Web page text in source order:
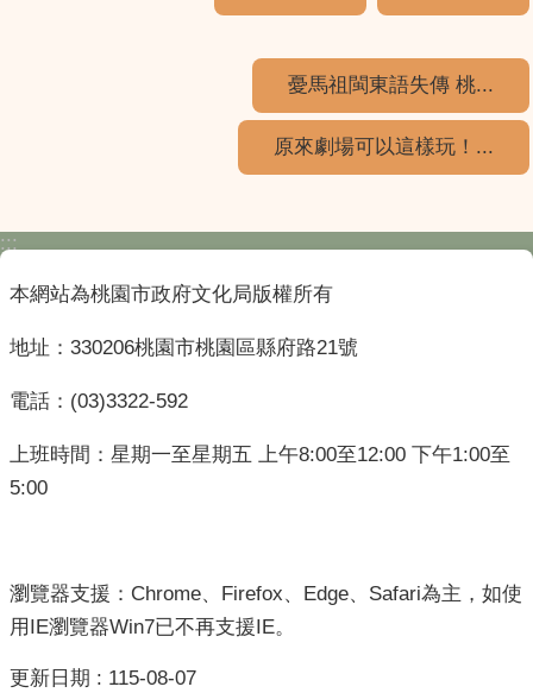
憂馬祖閩東語失傳 桃...
原來劇場可以這樣玩！...
:::
本網站為桃園市政府文化局版權所有
地址：330206桃園市桃園區縣府路21號
電話：(03)3322-592
上班時間：星期一至星期五 上午8:00至12:00 下午1:00至
5:00
瀏覽器支援：Chrome、Firefox、Edge、Safari為主，如使
用IE瀏覽器Win7已不再支援IE。
更新日期 115-08-07